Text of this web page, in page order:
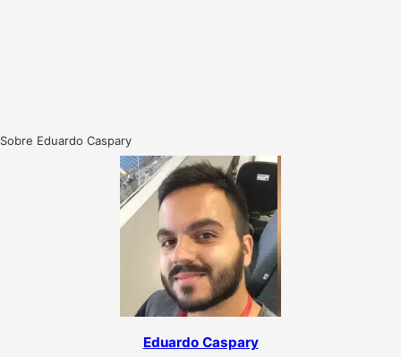
Sobre Eduardo Caspary
Eduardo Caspary